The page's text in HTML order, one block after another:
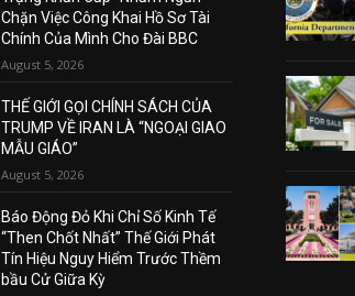
Chặn Việc Công Khai Hồ Sơ Tài
Chính Của Mình Cho Đài BBC
August 5, 2026
THẾ GIỚI GỌI CHÍNH SÁCH CỦA
TRUMP VỀ IRAN LÀ “NGOẠI GIAO
MẪU GIÁO”
August 5, 2026
Báo Động Đỏ Khi Chỉ Số Kinh Tế
“Then Chốt Nhất” Thế Giới Phát
Tín Hiệu Nguy Hiểm Trước Thềm
bầu Cử Giữa Kỳ